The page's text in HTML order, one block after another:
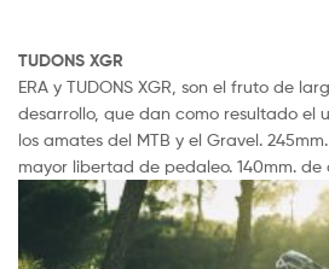
TUDONS XGR
ERA y TUDONS XGR, son el fruto de
desarrollo, que dan como resultado el
los amates del MTB y el Gravel.
mayor libertad de pedaleo. 140mm.